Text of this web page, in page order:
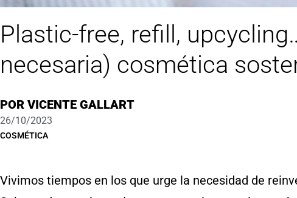
Plastic-free, refill,
necesaria) cosmética
POR VICENTE GALLART
26/10/2023
COSMÉTICA
Vivimos tiempos en los que urge la necesidad de